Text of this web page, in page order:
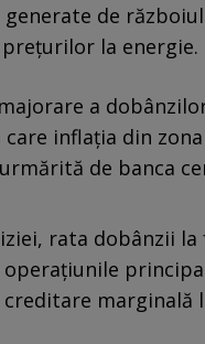
de
la energie.
a
inflația din
de banca
rata dobânzii
marginală